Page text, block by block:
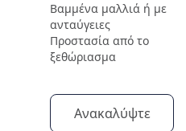
Βαμμένα μαλλιά ή με
ανταύγειες
Προστασία από το
ξεθώριασμα
Ανακαλύψτε